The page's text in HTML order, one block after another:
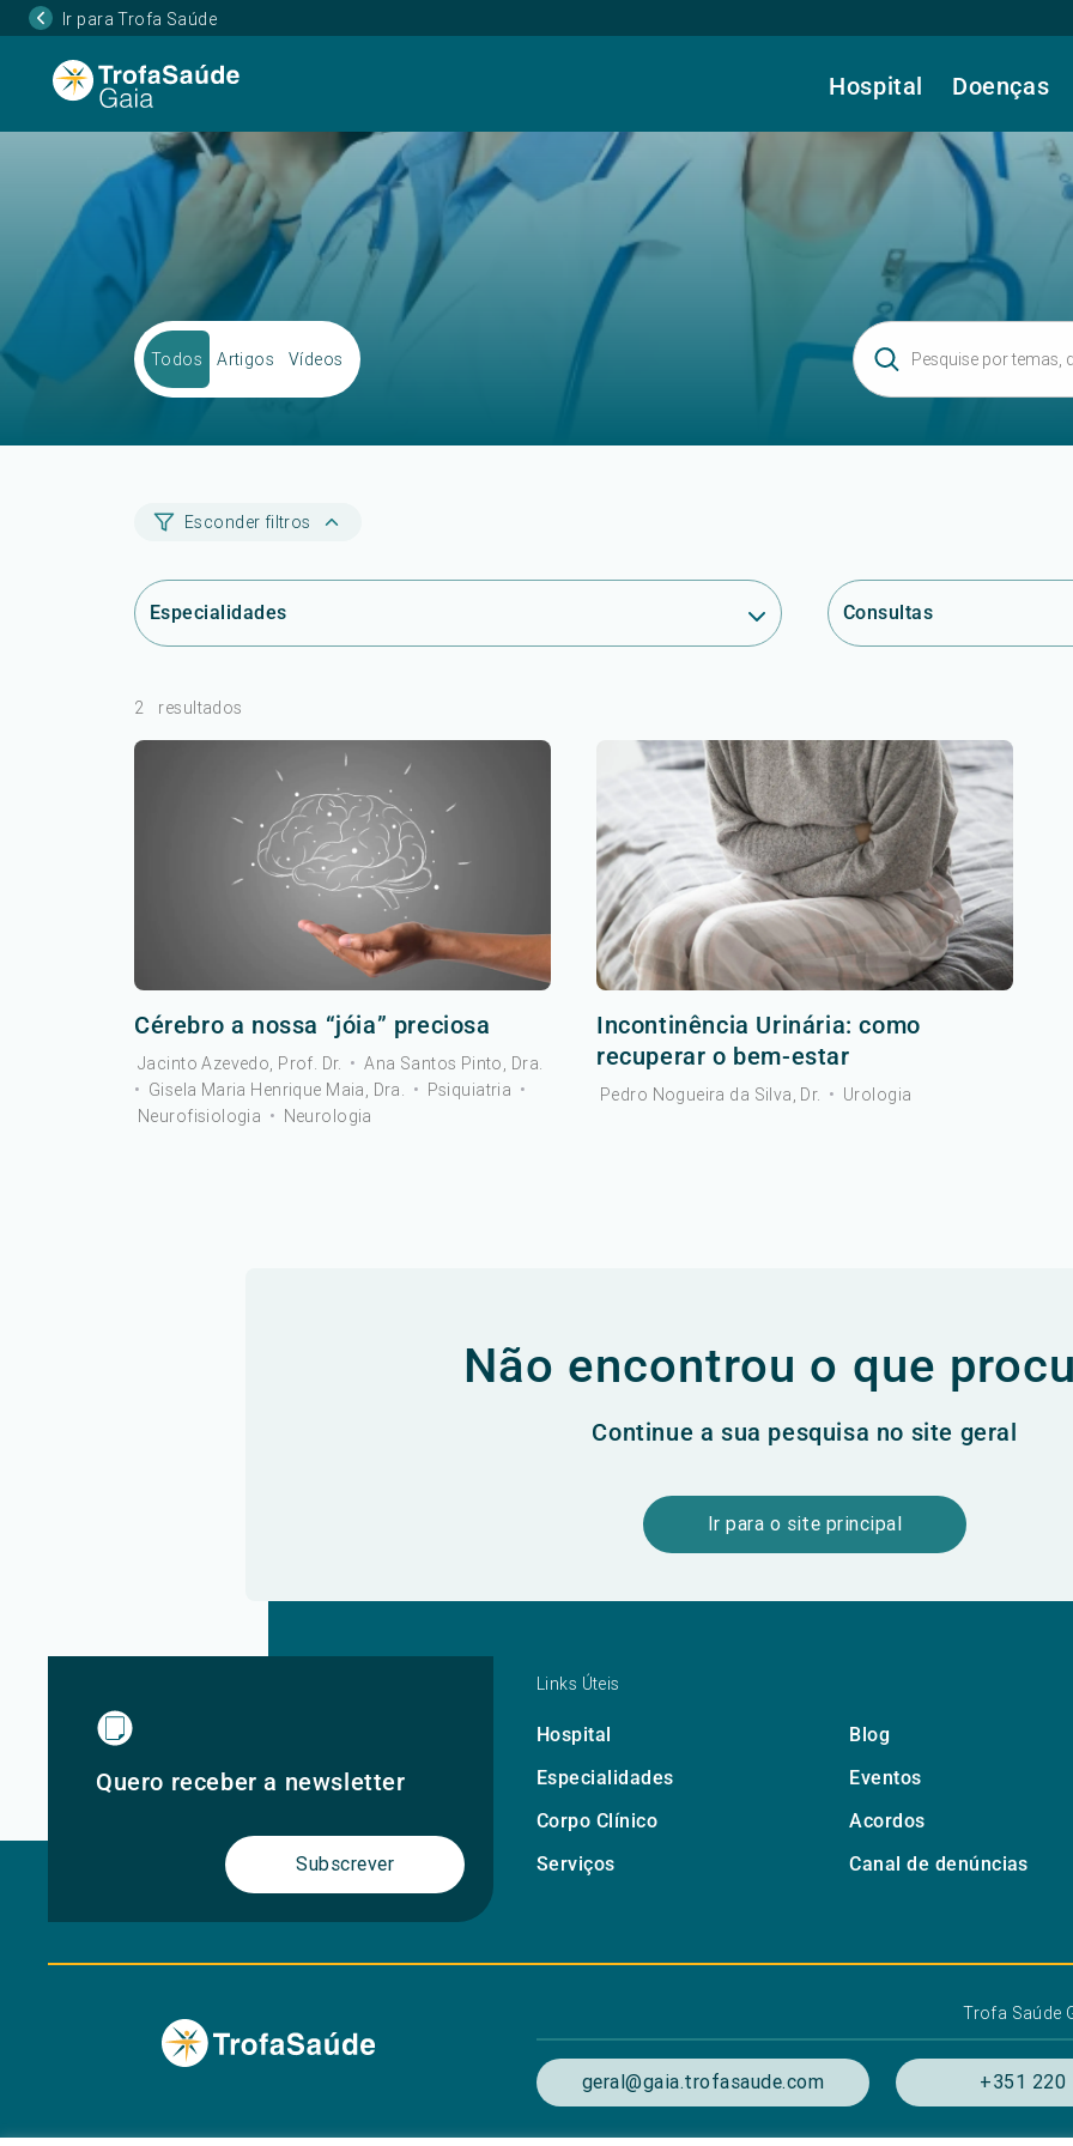
Ir para Trofa Saúde
Hospital Doenças
Todos Artigos Vídeos
Esconder filtros
Especialidades Consultas
2 resultados
Cérebro a nossa “jóia” preciosa
Jacinto Azevedo, Prof. Dr. • Ana Santos Pinto, Dra.
• Gisela Maria Henrique Maia, Dra. • Psiquiatria •
Neurofisiologia • Neurologia
Incontinência Urinária: como
recuperar o bem-estar
Pedro Nogueira da Silva, Dr. • Urologia
Não encontrou o que
Continue a sua pesquisa no site geral
Ir para o site principal
Quero receber a newsletter
Subscrever
Links Úteis
Hospital
Blog
Especialidades
Eventos
Corpo Clínico
Acordos
Serviços
Canal de denúncias
Trofa Saúde
geral@gaia.trofasaude.com +351 220